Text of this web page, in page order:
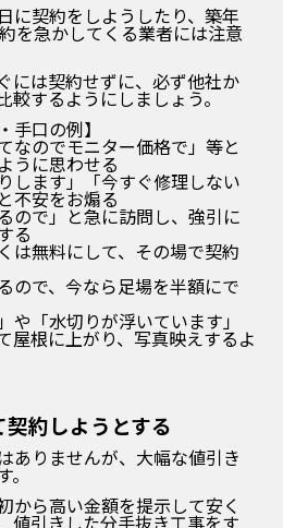
に契約をしようしたり、築年
を急かしてくる業者には注意
には契約せずに、必ず他社か
較するようにしましょう。
手口の例】
なのでモニター価格で」等と
うに思わせる
します」「今すぐ修理しない
不安をお煽る
ので」と急に訪問し、強引に
る
は無料にして、その場で契約
ので、今なら足場を半額にで
や「水切りが浮いています」
屋根に上がり、写真映えするよ
約しようとする
ありませんが、大幅な値引き
。
から高い金額を提示して安く
値引きした分手抜き工事をす